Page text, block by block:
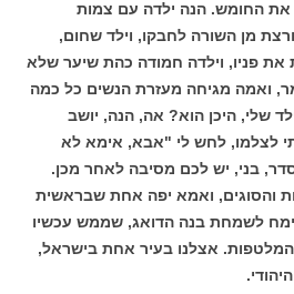
את החומש. הנה ילדה עם צמות
מן השורה לחבקו, וילד שחום,
את פניו, וילדה חמודה כהת שיער שלא
ואמה מגיחה מעזרת הנשים כל כמה
שלי, היכן הוא? אה, הנה, יושב
לצלמו, לחש לי "אבא, אימא לא
בני, יש לכם מסיבה לאחר מכן.
והסוגים, ואמא יפה אחת שבראשית
לשמחת בנה הדואג, שממש עכשיו
אצלנו בעיר אחת בישראל,